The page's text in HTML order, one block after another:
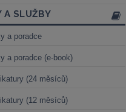
A SLUŽBY
a poradce
a poradce (e-book)
(24 měsíců)
(12 měsíců)